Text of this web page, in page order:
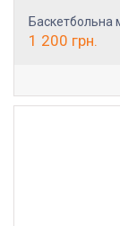
Баскетбольна
1 200 грн.